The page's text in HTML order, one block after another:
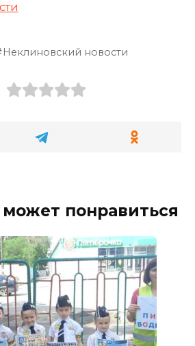
Неклиновский новости
понравиться